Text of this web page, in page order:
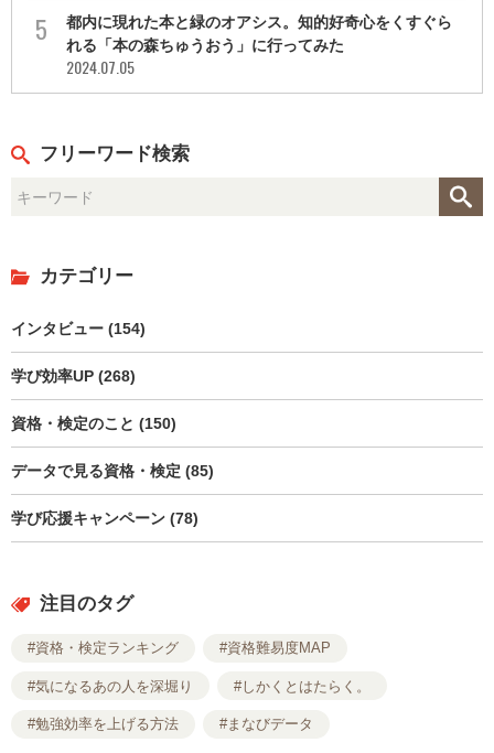
都内に現れた本と緑のオアシス。知的好奇心をくすぐら
れる「本の森ちゅうおう」に行ってみた
2024.07.05
フリーワード検索
カテゴリー
インタビュー (154)
学び効率UP (268)
資格・検定のこと (150)
データで見る資格・検定 (85)
学び応援キャンペーン (78)
注目のタグ
#資格・検定ランキング #資格難易度MAP
#気になるあの人を深堀り #しかくとはたらく。
#勉強効率を上げる方法 #まなびデータ